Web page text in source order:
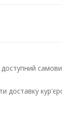
доставку